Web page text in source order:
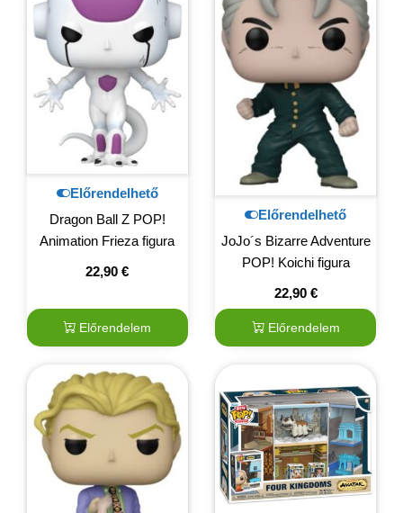
Előrendelhető
Dragon Ball Z POP!
Animation Frieza figura
22,90€
Előrendelem
Előrendelhető
JoJo´s Bizarre Adventure
POP! Koichi figura
22,90 €
Előrendelem